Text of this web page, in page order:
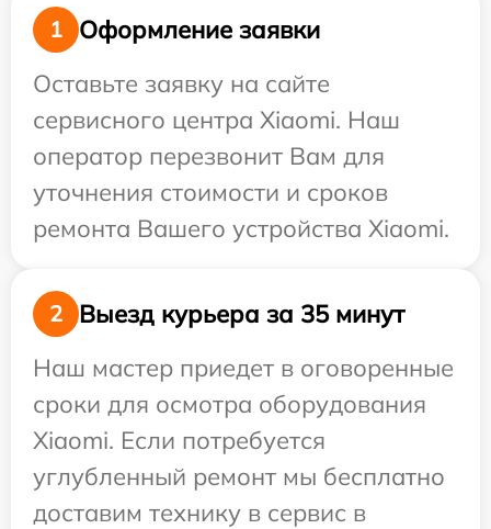
1
Оформление заявки
Оставьте заявку на сайте
сервисного центра Xiaomi. Наш
оператор перезвонит Вам для
уточнения стоимости и сроков
ремонта Вашего устройства Xiaomi.
2
Выезд курьера за 35 минут
Наш мастер приедет в оговоренные
сроки для осмотра оборудования
Xiaomi. Если потребуется
углубленный ремонт мы бесплатно
доставим технику в сервис в